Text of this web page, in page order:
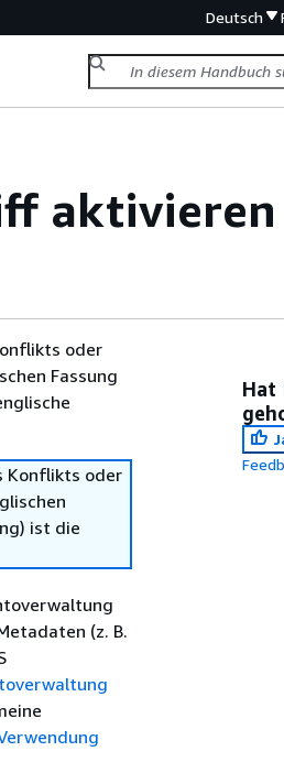
Deutsch
aktivieren
oder
Fassung
Konflikts oder
ist die
(z. B.
Hat